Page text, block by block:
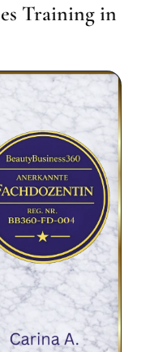
Training in